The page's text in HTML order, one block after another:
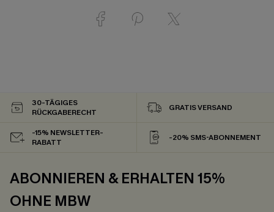
30-TÄGIGES
RÜCKGABERECHT
GRATIS VERSAND
-15% NEWSLETTER-
RABATT
-20% SMS-ABONNEMENT
ABONNIEREN & ERHALTEN 15%
OHNE MBW